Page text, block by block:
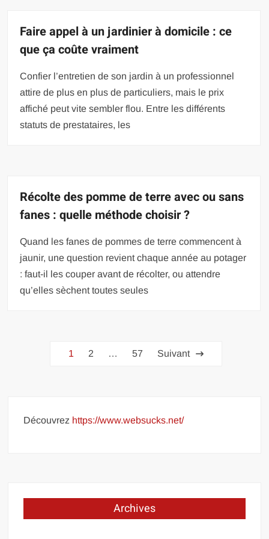
Faire appel à un jardinier à domicile : ce
que ça coûte vraiment
Confier l’entretien de son jardin à un professionnel
attire de plus en plus de particuliers, mais le prix
affiché peut vite sembler flou. Entre les différents
statuts de prestataires, les
Récolte des pomme de terre avec ou sans
fanes : quelle méthode choisir ?
Quand les fanes de pommes de terre commencent à
jaunir, une question revient chaque année au potager
: faut-il les couper avant de récolter, ou attendre
qu’elles sèchent toutes seules
Pagination
1 2 … 57 Suivant
Découvrez https://www.websucks.net/
Archives